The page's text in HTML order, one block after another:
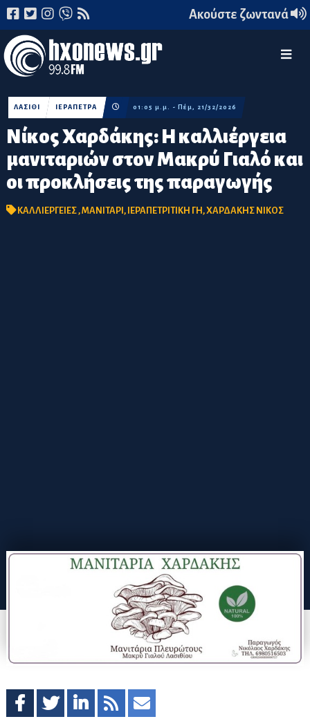
Ακούστε ζωντανά
Νίκος Χαρδάκης: Η καλλιέργεια
μανιταριών στον Μακρύ Γιαλό και
οι προκλήσεις της παραγωγής
ΛΑΣΙΘΙ ΙΕΡΑΠΕΤΡΑ 01:05 μ.μ. - Πέμ, 21/32/2026
ΚΑΛΛΙΕΡΓΕΙΕΣ,ΜΑΝΙΤΑΡΙ, ΙΕΡΑΠΕΤΡΙΤΙΚΗ ΓΗ,ΧΑΡΔΑΚΗΣ ΝΙΚΟΣ